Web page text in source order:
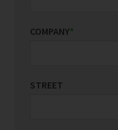
COMPANY*
STREET